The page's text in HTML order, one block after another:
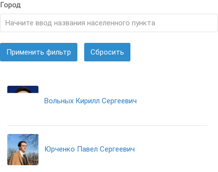
Город
Применить фильтр Сбросить
Вольных Кирилл Сергеевич
Юрченко Павел Сергеевич